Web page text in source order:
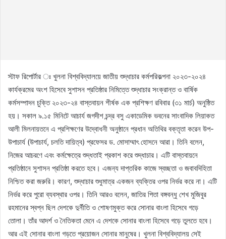
স্টাফ রিপোর্টার ঃ খুলনা বিশ্ববিদ্যালয়ে জাতীয় শুদ্ধাচার কর্মপরিকল্পনা ২০২৩-২০২৪
কার্যক্রমের অংশ হিসেবে সুশাসন প্রতিষ্ঠার নিমিত্তে শুদ্ধাচার সংক্রান্ত ও বার্ষিক
কর্মসম্পাদন চুক্তি ২০২৩-২৪ বাস্তবায়ন শীর্ষক এক প্রশিক্ষণ রবিবার (৩১ মার্চ) অনুষ্ঠিত
হয়। সকাল ৯.১৫ মিনিটে আচার্য জগদীশ চন্দ্র বসু একাডেমিক ভবনের সাংবাদিক লিয়াকত
আলী মিলনায়তনে এ প্রশিক্ষণের উদ্বোধনী অনুষ্ঠানে প্রধান অতিথির বক্তৃতা করেন উপ-
উপাচার্য (উপাচার্য, চলতি দায়িত্ব) প্রফেসর ড. মোসাম্মাৎ হোসনে আরা। তিনি বলেন,
নিজের আচরণে এবং কর্মক্ষেত্রে শুদ্ধতাই প্রকাশ করে শুদ্ধাচার। এটি বাস্তবায়নে
প্রতিষ্ঠানে সুশাসন প্রতিষ্ঠা করতে হবে। এজন্য দাপ্তরিক কাজে স্বচ্ছতা ও জবাবদিহিতা
নিশ্চিত করা জরুরি। কারণ, শুদ্ধাচার শুধুমাত্র একজন ব্যক্তির ওপর নির্ভর করে না। এটি
নির্ভর করে পুরো ব্যবস্থার ওপর। তিনি আরও বলেন, জাতির পিতা বঙ্গবন্ধু শেখ মুজিবুর
রহমানের স্বপ্ন ছিল দেশকে দুর্নীতি ও শোষণমুক্ত করে সোনার বাংলা হিসেবে গড়ে
তোলা। তাঁর আদর্শ ও নৈতিকতা মেনে এ দেশকে সোনার বাংলা হিসেবে গড়ে তুলতে হবে।
আর এই সোনার বাংলা গড়তে প্রয়োজন সোনার মানুষের। খুলনা বিশ্ববিদ্যালয় সেই